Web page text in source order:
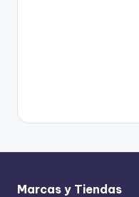
Marcas y Tiendas